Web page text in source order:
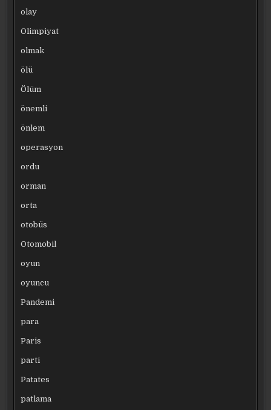
olay
Olimpiyat
olmak
ölü
Ölüm
önemli
önlem
operasyon
ordu
orman
orta
otobüs
Otomobil
oyun
oyuncu
Pandemi
para
Paris
parti
Patates
patlama